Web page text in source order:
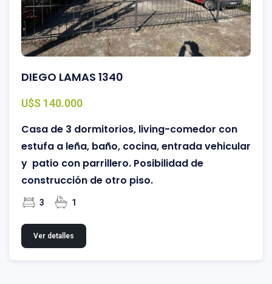
DIEGO LAMAS 1340
U$S 140.000
Casa de 3 dormitorios, living-comedor con
estufa a leña, baño, cocina, entrada vehicular
y patio con parrillero. Posibilidad de
construcción de otro piso.
3 1
Ver detalles